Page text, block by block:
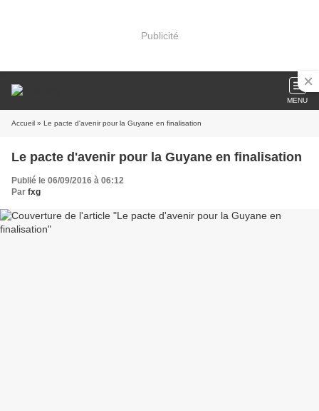
Publicité
MENU
Accueil » Le pacte d'avenir pour la Guyane en finalisation
Le pacte d'avenir pour la Guyane en finalisation
Publié le 06/09/2016 à 06:12
Par fxg